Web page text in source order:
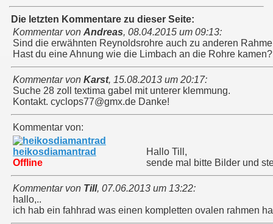
Die letzten Kommentare zu dieser Seite:
Kommentar von Andreas, 08.04.2015 um 09:13:
Sind die erwähnten Reynoldsrohre auch zu anderen
Hast du eine Ahnung wie die Limbach an die Rohre kamen?
Kommentar von Karst, 15.08.2013 um 20:17:
Suche 28 zoll textima gabel mit unterer klemmung.
Kontakt. cyclops77@gmx.de Danke!
Kommentar von:
heikosdiamantrad
Offline
Hallo Till,
sende mal bitte Bilder und
Kommentar von Till, 07.06.2013 um 13:22:
hallo,..
ich hab ein fahhrad was einen kompletten ovalen rahmen